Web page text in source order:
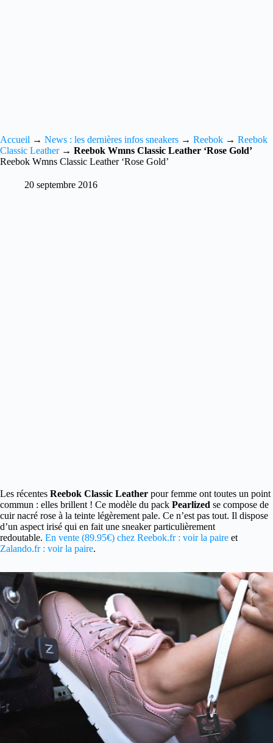
Accueil → News : les dernières infos sneakers → Reebok → Reebok
Classic Leather→ Reebok Wmns Classic Leather ‘Rose Gold’
Reebok Wmns Classic Leather ‘Rose Gold’
20 septembre 2016
Les récentes Reebok Classic Leather pour femme ont toutes un point
commun : elles brillent ! Ce modèle du pack Pearlized se compose de
cuir nacré rose à la teinte légèrement pale. Ce n’est pas tout. Il dispose
d’un aspect irisé qui en fait une sneaker particulièrement
redoutable. En vente (89.95€) chez Reebok.fr : voir la paire et
Zalando.fr : voir la paire.